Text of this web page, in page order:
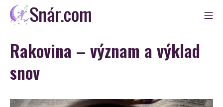
Skip
Snár
Rakovina – význam a výklad
snov